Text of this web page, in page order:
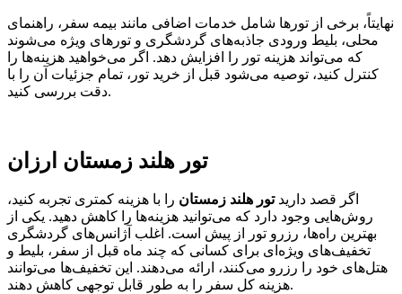
نهایتاً، برخی از تورها شامل خدمات اضافی مانند بیمه سفر، راهنمای
محلی، بلیط ورودی جاذبه‌های گردشگری و تورهای ویژه می‌شوند
که می‌تواند هزینه تور را افزایش دهد. اگر می‌خواهید هزینه‌ها را
کنترل کنید، توصیه می‌شود قبل از خرید تور، تمام جزئیات آن را با
دقت بررسی کنید.
تور هلند زمستان ارزان
اگر قصد داریدتور هلند زمستان را با هزینه کمتری تجربه کنید،
روش‌هایی وجود دارد که می‌توانید هزینه‌ها را کاهش دهید. یکی از
بهترین راه‌ها، رزرو تور از پیش است. اغلب آژانس‌های گردشگری
تخفیف‌های ویژه‌ای برای کسانی که چند ماه قبل از سفر، بلیط و
هتل‌های خود را رزرو می‌کنند، ارائه می‌دهند. این تخفیف‌ها می‌توانند
هزینه کل سفر را به طور قابل توجهی کاهش دهند.